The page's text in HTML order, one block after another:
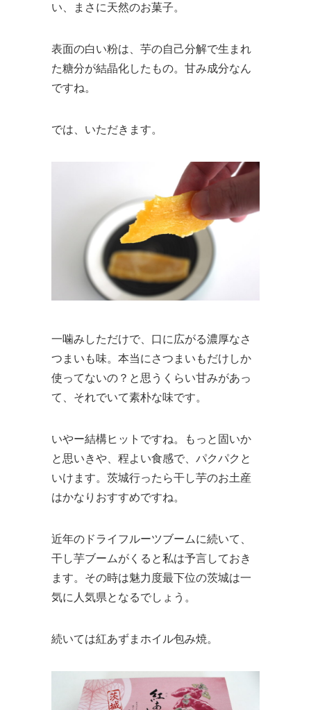
い、まさに天然のお菓子。
表面の白い粉は、芋の自己分解で生まれ
た糖分が結晶化したもの。甘み成分なん
ですね。
では、いただきます。
一噛みしただけで、口に広がる濃厚なさ
つまいも味。本当にさつまいもだけしか
使ってないの？と思うくらい甘みがあっ
て、それでいて素朴な味です。
いやー結構ヒットですね。もっと固いか
と思いきや、程よい食感で、パクパクと
いけます。茨城行ったら干し芋のお土産
はかなりおすすめですね。
近年のドライフルーツブームに続いて、
干し芋ブームがくると私は予言しておき
ます。その時は魅力度最下位の茨城は一
気に人気県となるでしょう。
続いては紅あずまホイル包み焼。